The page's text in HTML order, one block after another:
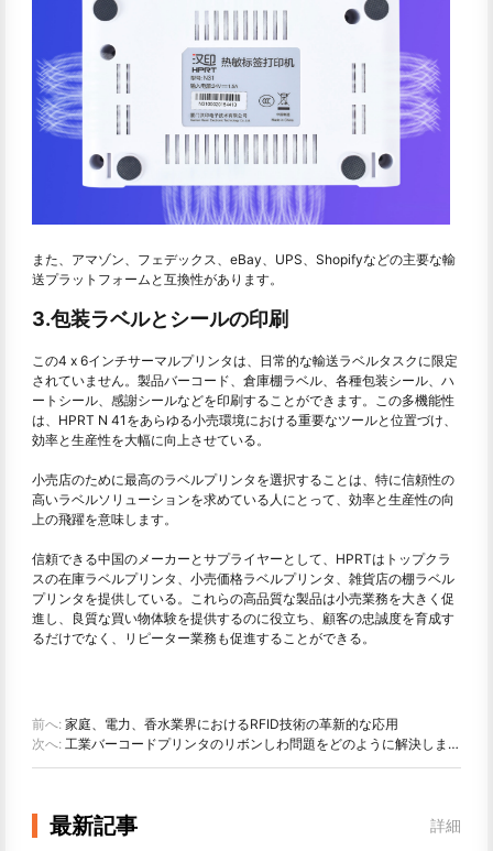
また、アマゾン、フェデックス、eBay、UPS、Shopifyなどの主要な輸
送プラットフォームと互換性があります。
3.包装ラベルとシールの印刷
この4 x 6インチサーマルプリンタは、日常的な輸送ラベルタスクに限定
されていません。製品バーコード、倉庫棚ラベル、各種包装シール、ハ
ートシール、感謝シールなどを印刷することができます。この多機能性
は、HPRT N 41をあらゆる小売環境における重要なツールと位置づけ、
効率と生産性を大幅に向上させている。
小売店のために最高のラベルプリンタを選択することは、特に信頼性の
高いラベルソリューションを求めている人にとって、効率と生産性の向
上の飛躍を意味します。
信頼できる中国のメーカーとサプライヤーとして、HPRTはトップクラ
スの在庫ラベルプリンタ、小売価格ラベルプリンタ、雑貨店の棚ラベル
プリンタを提供している。これらの高品質な製品は小売業務を大きく促
進し、良質な買い物体験を提供するのに役立ち、顧客の忠誠度を育成す
るだけでなく、リピーター業務も促進することができる。
前へ: 家庭、電力、香水業界におけるRFID技術の革新的な応用
次へ: 工業バーコードプリンタのリボンしわ問題をどのように解決しますか。
最新記事 詳細